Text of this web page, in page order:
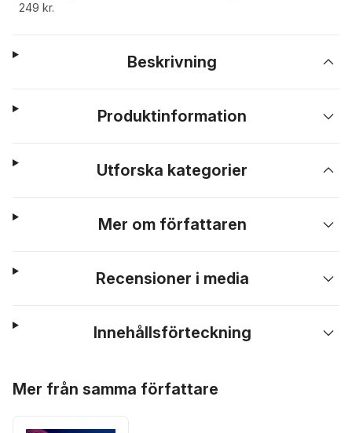
249 kr.
Beskrivning
Produktinformation
Utforska kategorier
Mer om författaren
Recensioner i media
Innehållsförteckning
Mer från samma författare